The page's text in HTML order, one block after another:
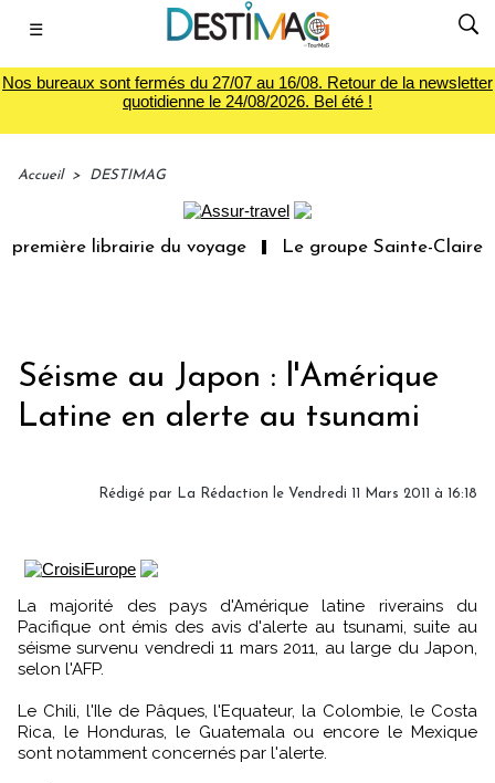
☰
Nos bureaux sont fermés du 27/07 au 16/08. Retour de la newsletter
quotidienne le 24/08/2026. Bel été !
Accueil > DESTIMAG
librairie du voyage Le groupe Sainte-Claire
Séisme au Japon : l'Amérique
Latine en alerte au tsunami
Rédigé par La Rédaction le Vendredi 11 Mars 2011 à 16:18
La majorité des pays d'Amérique latine riverains du
Pacifique ont émis des avis d'alerte au tsunami, suite au
séisme survenu vendredi 11 mars 2011, au large du Japon,
selon l'AFP.
Le Chili, l'Ile de Pâques, l'Equateur, la Colombie, le Costa
Rica, le Honduras, le Guatemala ou encore le Mexique
sont notamment concernés par l'alerte.